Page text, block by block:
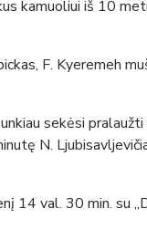
kamuoliui iš 10
F. Kyeremeh
sekėsi
N.
14 val. 30 min. su